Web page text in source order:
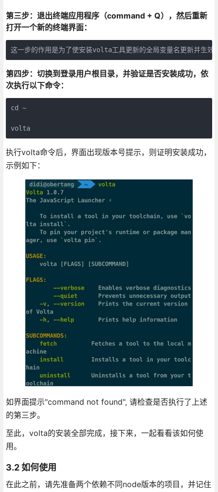
第三步：退出终端应用程序（command + Q），然后重新
打开一个新的终端界面：
这一步的作用是为了使安装volta工具更新的全局变量名更新并生效
第四步：切换到登录用户根目录，并验证是否安装成功，依
次执行以下命令：
cd ~
volta
执行volta命令后，界面出现版本号提示，则证明安装成功，
示例如下：
如界面提示"command not found", 请检查是否执行了上述
的第三步。
至此，volta的安装全部完成，接下来，一起看看该如何使
用。
3.2 如何使用
在此之前，请先准备两个依赖不同node版本的项目，并记住